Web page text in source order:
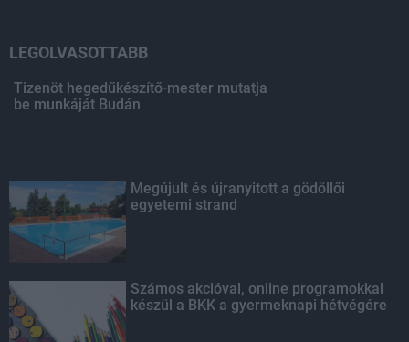
LEGOLVASOTTABB
Tizenöt hegedűkészítő-mester mutatja
be munkáját Budán
Megújult és újranyitott a gödöllői
egyetemi strand
Számos akcióval, online programokkal
készül a BKK a gyermeknapi hétvégére